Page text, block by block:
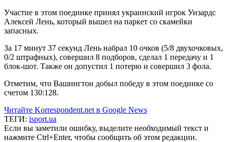
Участие в этом поединке принял украинский игрок Уизардс
Алексей Лень, который вышел на паркет со скамейки
запасных.
За 17 минут 37 секунд Лень набрал 10 очков (5/8 двухочковых,
0/2 штрафных), совершил 8 подборов, сделал 1 передачу и 1
блок-шот. Также он допустил 1 потерю и совершил 3 фола.
Отметим, что Вашингтон добыл победу в этом поединке со
счетом 130:128.
Читайте Korrespondent.net в Google News
ТЕГИ: isport.ua
Если вы заметили ошибку, выделите необходимый текст и
нажмите Ctrl+Enter, чтобы сообщить об этом редакции.